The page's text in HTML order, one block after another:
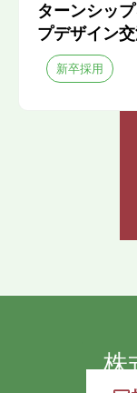
ターンシッ
プデザイン
新卒採用
株